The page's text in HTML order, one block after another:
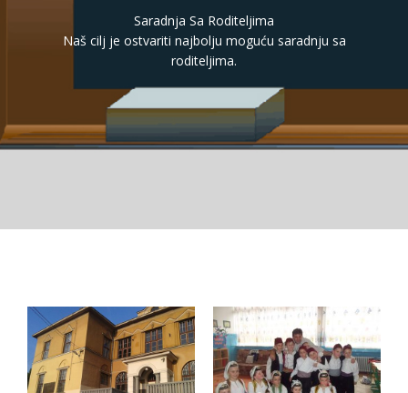
Saradnja Sa Roditeljima
Naš cilj je ostvariti najbolju moguću saradnju sa
roditeljima.